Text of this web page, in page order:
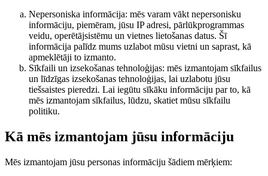
Nepersoniska informācija: mēs varam vākt nepersonisku
informāciju, piemēram, jūsu IP adresi, pārlūkprogrammas
veidu, operētājsistēmu un vietnes lietošanas datus. Šī
informācija palīdz mums uzlabot mūsu vietni un saprast, kā
apmeklētāji to izmanto.
Sīkfaili un izsekošanas tehnoloģijas: mēs izmantojam sīkfailus
un līdzīgas izsekošanas tehnoloģijas, lai uzlabotu jūsu
tiešsaistes pieredzi. Lai iegūtu sīkāku informāciju par to, kā
mēs izmantojam sīkfailus, lūdzu, skatiet mūsu sīkfailu
politiku.
Kā mēs izmantojam jūsu informāciju
Mēs izmantojam jūsu personas informāciju šādiem mērķiem: